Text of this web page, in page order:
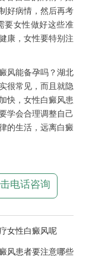
好病情，然后再考
要女性做好这些准
康，女性要特别注
风能备孕吗？ 湖北
很常见，而且就隐
快，女性白癜风患
学会合理调整自己
的生活，远离白癜
电话咨询
女性白癜风呢
风患者要注意哪些